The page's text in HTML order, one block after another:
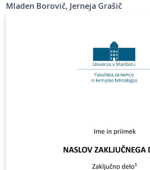
Mladen Borovič, Jerneja Grašič